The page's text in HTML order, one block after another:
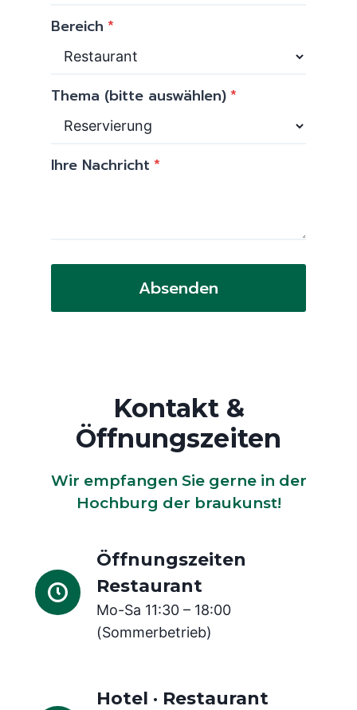
Bereich *
Thema (bitte auswählen)*
Ihre Nachricht *
Absenden
Kontakt &
Öffnungszeiten
Wir empfangen Sie gerne in der
Hochburg der braukunst!
Öffnungszeiten
Restaurant
Mo-Sa 11:30 – 18:00
(Sommerbetrieb)
Hotel · Restaurant